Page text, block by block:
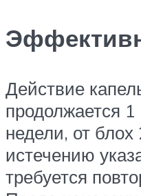
Действие
продолжается
недели, от
истечению
требуется